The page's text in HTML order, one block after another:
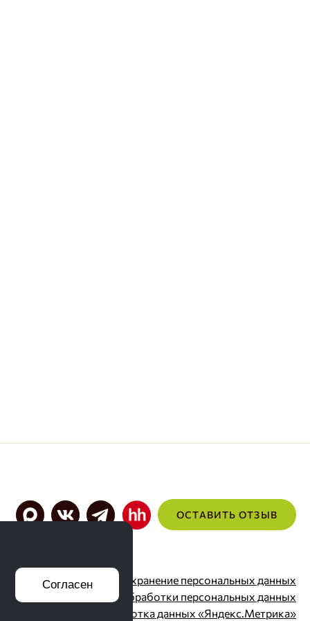
ОСТАВИТЬ ОТЗЫВ
Согласие на хранение персональных данных
Политика обработки персональных данных
Обработка данных «Яндекс.Метрика»
Согласен